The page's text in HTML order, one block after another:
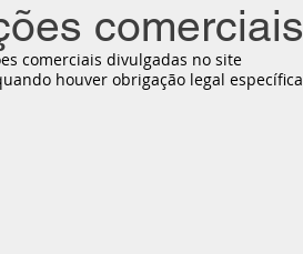
comerciais
comerciais divulgadas no site
houver obrigação legal específica